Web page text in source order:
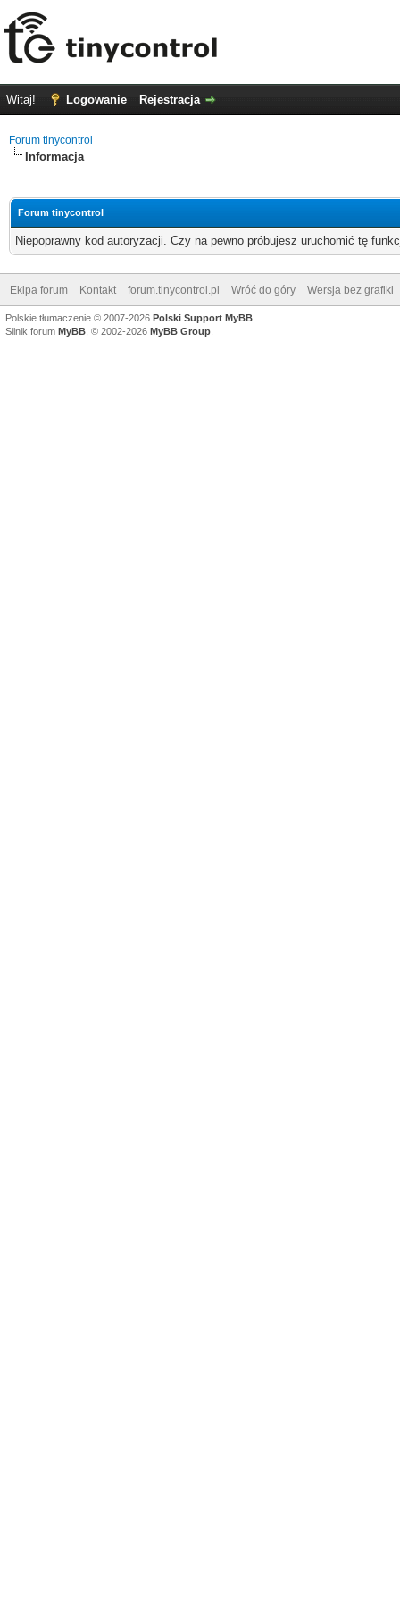
Witaj! Logowanie Rejestracja
Forum tinycontrol
Informacja
Forum tinycontrol
Niepoprawny kod autoryzacji. Czy na pewno próbujesz uruchomić tę
Ekipa forum Kontakt forum.tinycontrol.pl Wróć do góry Wersja bez grafiki
Polskie tłumaczenie © 2007-2026 Polski Support MyBB
Silnik forum MyBB , © 2002-2026 MyBB Group